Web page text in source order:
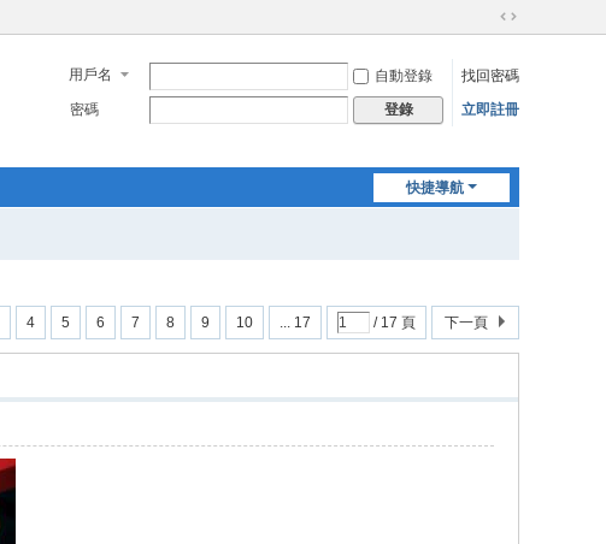
切
到
寬
用戶名 自動登錄
找回密碼
密碼
登錄 立即註冊
快捷導航
4 5 6 7 8 9 10 ... 17 / 17 頁 下一頁